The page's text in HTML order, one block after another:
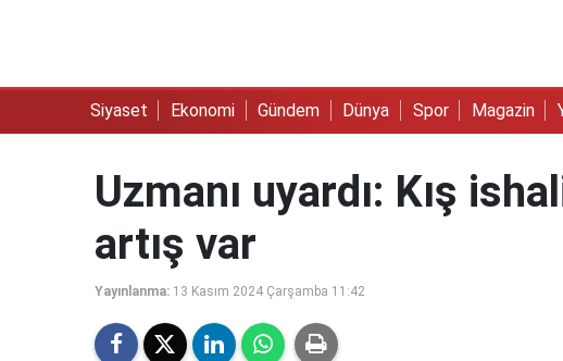
Siyaset Ekonomi Gündem Dünya Spor Magazin
Uzmanı uyardı: Kış
artış var
Yayınlanma: 13 Kasım 2024 Çarşamba 11:42